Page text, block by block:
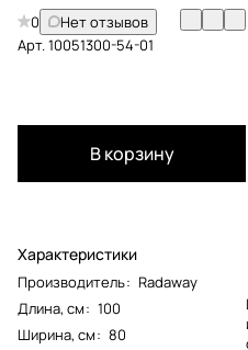
0
Нет отзывов
Арт.10051300-54-01
В корзину
Характеристики
Производитель: Radaway
Длина, см: 100
Ширина, см: 80